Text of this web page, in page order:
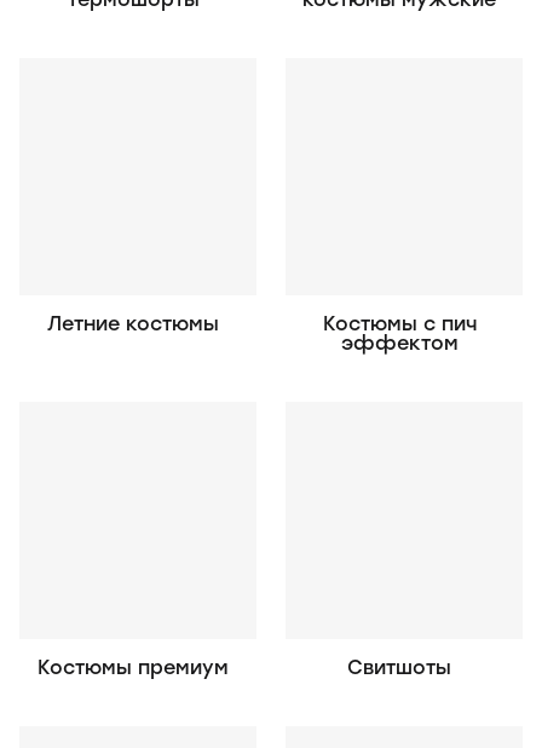
Летние костюмы
Костюмы с пич
эффектом
Костюмы премиум Свитшоты